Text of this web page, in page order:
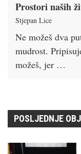
Prostori naših
Stjepan Lice
Ne možeš dva
mudrost.
možeš, jer …
POSLJEDNJE